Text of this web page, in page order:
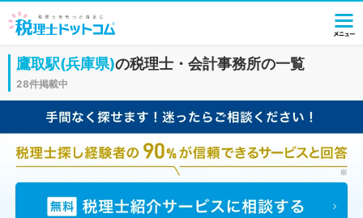
鷹取駅(兵庫県)の税理士・会計事務所の一覧
28件掲載中